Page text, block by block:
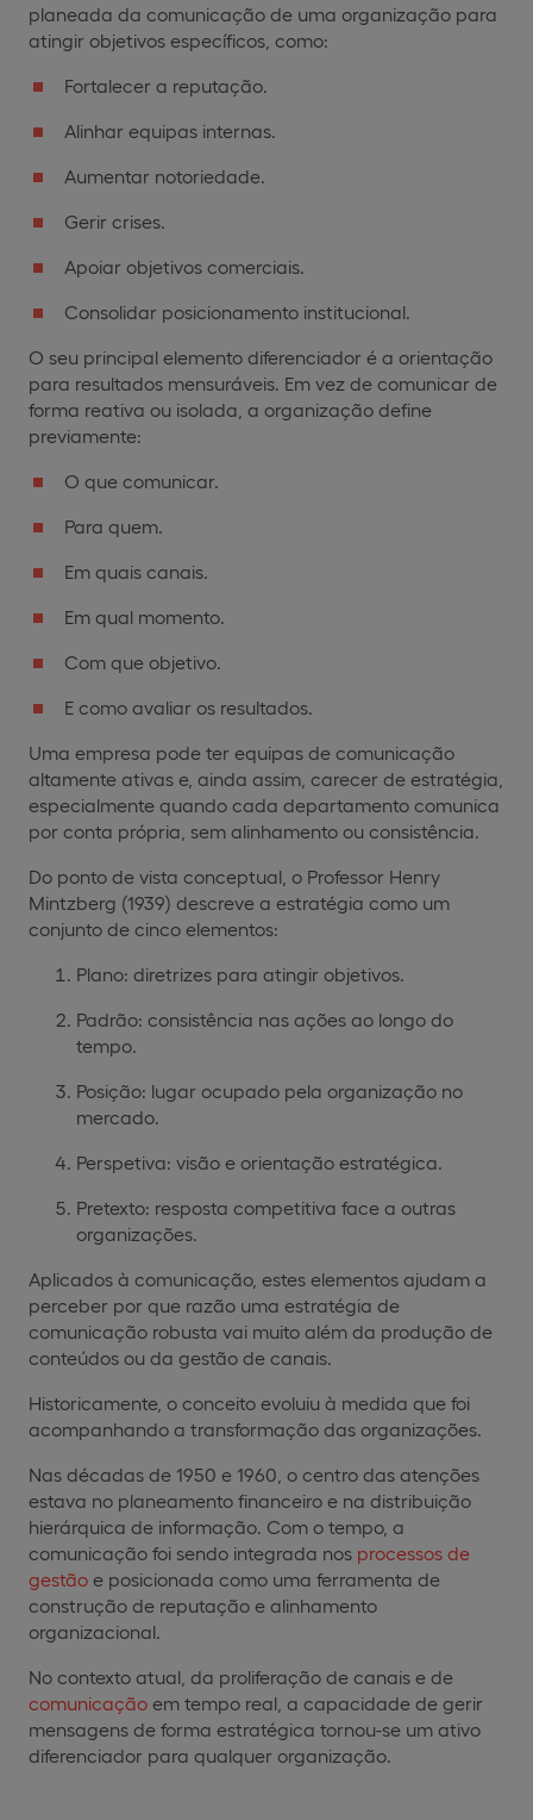
planeada da comunicação de uma organização para
atingir objetivos específicos, como:
Fortalecer a reputação.
Alinhar equipas internas.
Aumentar notoriedade.
Gerir crises.
Apoiar objetivos comerciais.
Consolidar posicionamento institucional.
O seu principal elemento diferenciador é a orientação
para resultados mensuráveis. Em vez de comunicar de
forma reativa ou isolada, a organização define
previamente:
O que comunicar.
Para quem.
Em quais canais.
Em qual momento.
Com que objetivo.
E como avaliar os resultados.
Uma empresa pode ter equipas de comunicação
altamente ativas e, ainda assim, carecer de estratégia,
especialmente quando cada departamento comunica
por conta própria, sem alinhamento ou consistência.
Do ponto de vista conceptual, o Professor Henry
Mintzberg (1939) descreve a estratégia como um
conjunto de cinco elementos:
Plano: diretrizes para atingir objetivos.
Padrão: consistência nas ações ao longo do
tempo.
Posição: lugar ocupado pela organização no
mercado.
Perspetiva: visão e orientação estratégica.
Pretexto: resposta competitiva face a outras
organizações.
Aplicados à comunicação, estes elementos ajudam a
perceber por que razão uma estratégia de
comunicação robusta vai muito além da produção de
conteúdos ou da gestão de canais.
Historicamente, o conceito evoluiu à medida que foi
acompanhando a transformação das organizações.
Nas décadas de 1950 e 1960, o centro das atenções
estava no planeamento financeiro e na distribuição
hierárquica de informação. Com o tempo, a
comunicação foi sendo integrada nos processos de
gestão e posicionada como uma ferramenta de
construção de reputação e alinhamento
organizacional.
No contexto atual, da proliferação de canais e de
comunicação em tempo real, a capacidade de gerir
mensagens de forma estratégica tornou-se um ativo
diferenciador para qualquer organização.